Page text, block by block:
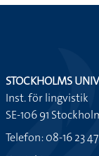
STOCKHOLMS
Inst. för lingvistik
SE-106 91
Telefon: 08-16 23 47